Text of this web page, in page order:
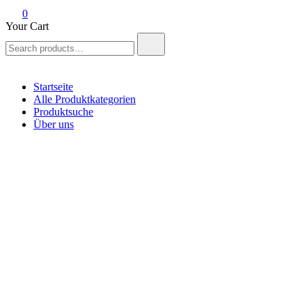
0
Your Cart
for:
Startseite
Alle Produktkategorien
Produktsuche
Über uns